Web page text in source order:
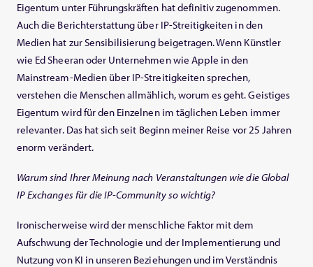
Eigentum unter Führungskräften hat definitiv zugenommen.
Auch die Berichterstattung über IP-Streitigkeiten in den
Medien hat zur Sensibilisierung beigetragen. Wenn Künstler
wie Ed Sheeran oder Unternehmen wie Apple in den
Mainstream-Medien über IP-Streitigkeiten sprechen,
verstehen die Menschen allmählich, worum es geht. Geistiges
Eigentum wird für den Einzelnen im täglichen Leben immer
relevanter. Das hat sich seit Beginn meiner Reise vor 25 Jahren
enorm verändert.
Warum sind Ihrer Meinung nach Veranstaltungen wie die Global
IP Exchanges für die IP-Community so wichtig?
Ironischerweise wird der menschliche Faktor mit dem
Aufschwung der Technologie und der Implementierung und
Nutzung von KI in unseren Beziehungen und im Verständnis